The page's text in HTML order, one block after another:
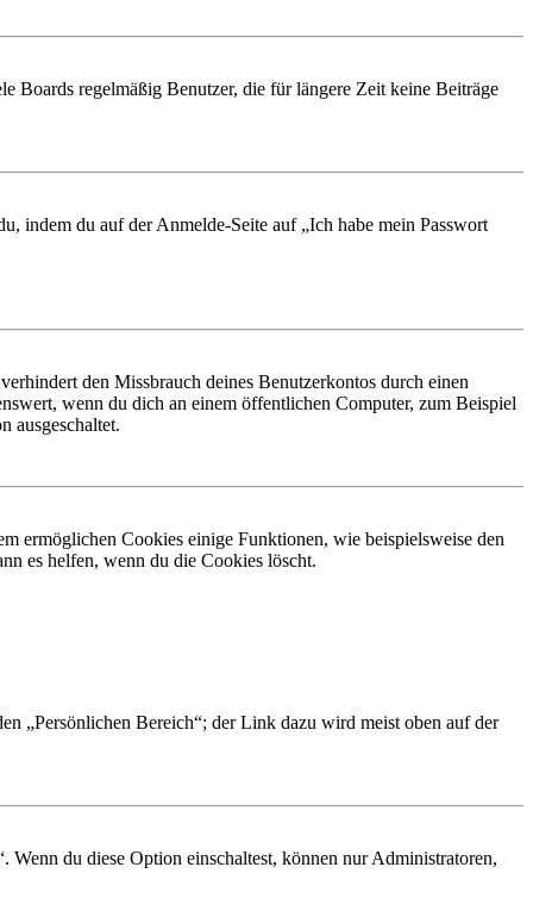
Boards regelmäßig Benutzer, die für längere Zeit keine Beiträge
indem du auf der Anmelde-Seite auf „Ich habe mein Passwort
den Missbrauch deines Benutzerkontos durch einen
wenn du dich an einem öffentlichen Computer, zum Beispiel
ausgeschaltet.
ermöglichen Cookies einige Funktionen, wie beispielsweise den
es helfen, wenn du die Cookies löscht.
„Persönlichen Bereich“; der Link dazu wird meist oben auf der
du diese Option einschaltest, können nur Administratoren,